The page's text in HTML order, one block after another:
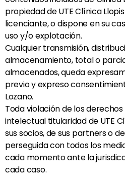
propiedad de UTE Clínica
licenciante, o dispone en su
uso y/o explotación.
Cualquier transmisión,
almacenamiento, total o
almacenados, queda
previo y expreso
Lozano.
Toda violación de los
intelectual titularidad de UTE
sus socios, de sus partners o
perseguida con todos los
cada momento ante la
cada caso.